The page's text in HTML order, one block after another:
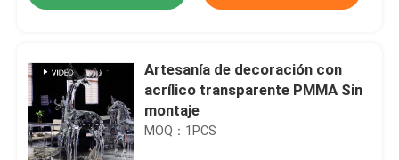
Artesanía de decoración con
acrílico transparente PMMA Sin
montaje
MOQ：1PCS